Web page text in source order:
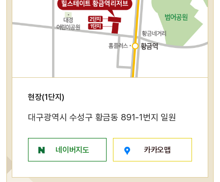
현장(1단지)
대구광역시 수성구 황금동 891-1번지 일원
네이버지도 카카오맵